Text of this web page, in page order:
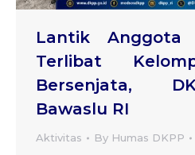
Lantik Anggota
Terlibat
Bersenjata,
Bawaslu RI
Aktivitas By Humas DKPP